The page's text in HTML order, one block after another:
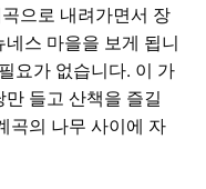
으로 내려가면서 장
스 마을을 보게 됩니
요가 없습니다. 이 가
들고 산책을 즐길
곡의 나무 사이에 자